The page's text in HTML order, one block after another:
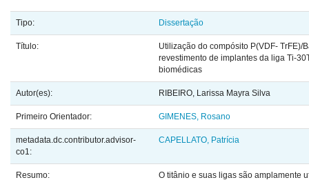
Tipo: Dissertação
Título:
Utilização do compósito P(VDF- TrFE)/
revestimento de implantes da liga Ti-
biomédicas
Autor(es): RIBEIRO, Larissa Mayra Silva
Primeiro Orientador: GIMENES, Rosano
metadata.dc.contributor.advisor-
co1:
CAPELLATO, Patrícia
Resumo:
O titânio e suas ligas são amplamente